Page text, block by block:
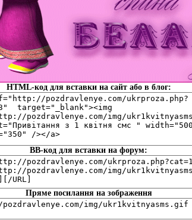
HTML-код для вставки на сайт або в блог:
BB-код для вставки на форум:
Пряме посилання на зображення